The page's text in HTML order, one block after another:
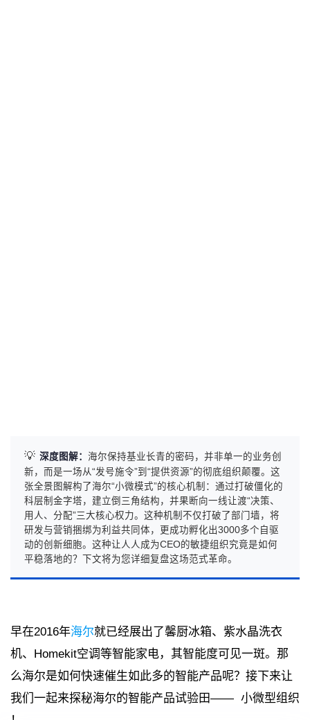
💡 深度图解： 海尔保持基业长青的密码，并非单一的业务创
新，而是一场从“发号施令”到“提供资源”的彻底组织颠覆。这
张全景图解构了海尔“小微模式”的核心机制：通过打破僵化的
科层制金字塔，建立倒三角结构，并果断向一线让渡“决策、
用人、分配”三大核心权力。这种机制不仅打破了部门墙，将
研发与营销捆绑为利益共同体，更成功孵化出3000多个自驱
动的创新细胞。这种让人人成为CEO的敏捷组织究竟是如何
平稳落地的？下文将为您详细复盘这场范式革命。
早在2016年海尔就已经展出了馨厨冰箱、紫水晶洗衣
机、Homekit空调等智能家电，其智能度可见一斑。那
么海尔是如何快速催生如此多的智能产品呢？接下来让
我们一起来探秘海尔的智能产品试验田—— 小微型组织